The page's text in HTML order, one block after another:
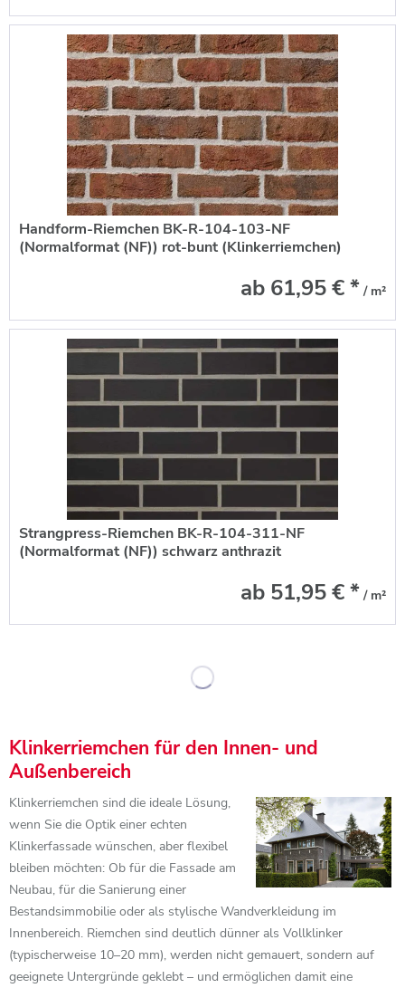
Handform-Riemchen BK-R-104-103-NF
(Normalformat (NF)) rot-bunt (Klinkerriemchen)
ab 61,95 € * / m²
Strangpress-Riemchen BK-R-104-311-NF
(Normalformat (NF)) schwarz anthrazit
ab 51,95 € * / m²
Klinkerriemchen für den Innen- und
Außenbereich
Klinkerriemchen sind die ideale Lösung,
wenn Sie die Optik einer echten
Klinkerfassade wünschen, aber flexibel
bleiben möchten: Ob für die Fassade am
Neubau, für die Sanierung einer
Bestandsimmobilie oder als stylische Wandverkleidung im
Innenbereich. Riemchen sind deutlich dünner als Vollklinker
(typischerweise 10–20 mm), werden nicht gemauert, sondern auf
geeignete Untergründe geklebt – und ermöglichen damit eine